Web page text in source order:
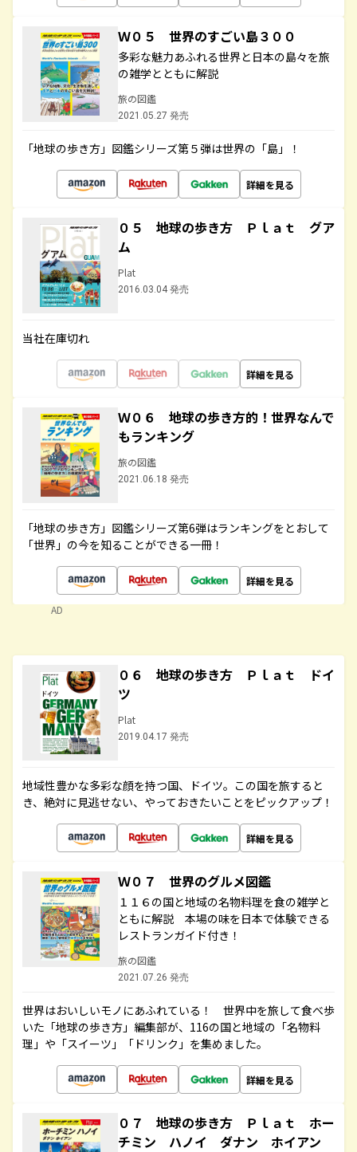
Ｗ０５ 世界のすごい島３００
多彩な魅力あふれる世界と日本の島々を旅
の雑学とともに解説
旅の図鑑
2021.05.27 発売
「地球の歩き方」図鑑シリーズ第５弾は世界の「島」！
詳細を見る
０５ 地球の歩き方 Ｐｌａｔ グア
ム
Plat
2016.03.04 発売
当社在庫切れ
詳細を見る
Ｗ０６ 地球の歩き方的！世界なんで
もランキング
旅の図鑑
2021.06.18 発売
「地球の歩き方」図鑑シリーズ第6弾はランキングをとおして
「世界」の今を知ることができる一冊！
詳細を見る
AD
０６ 地球の歩き方 Ｐｌａｔ ドイ
ツ
Plat
2019.04.17 発売
地域性豊かな多彩な顔を持つ国、ドイツ。この国を旅すると
き、絶対に見逃せない、やっておきたいことをピックアップ！
詳細を見る
Ｗ０７ 世界のグルメ図鑑
１１６の国と地域の名物料理を食の雑学と
ともに解説 本場の味を日本で体験できる
レストランガイド付き！
旅の図鑑
2021.07.26 発売
世界はおいしいモノにあふれている！ 世界中を旅して食べ歩
いた「地球の歩き方」編集部が、116の国と地域の「名物料
理」や「スイーツ」「ドリンク」を集めました。
詳細を見る
０７ 地球の歩き方 Ｐｌａｔ ホー
チミン ハノイ ダナン ホイアン